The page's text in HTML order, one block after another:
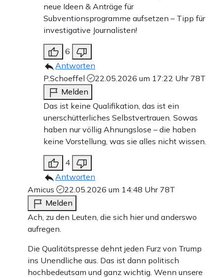
neue Ideen & Anträge für
Subventionsprogramme aufsetzen – Tipp für
investigative Journalisten!
6
Antworten
P.Schoeffel
22.05.2026 um 17:22 Uhr 78T
Melden
Das ist keine Qualifikation, das ist ein
unerschütterliches Selbstvertrauen. Sowas
haben nur völlig Ahnungslose – die haben
keine Vorstellung, was sie alles nicht wissen.
4
Antworten
Amicus
22.05.2026 um 14:48 Uhr 78T
Melden
Ach, zu den Leuten, die sich hier und anderswo
aufregen.
Die Qualitätspresse dehnt jeden Furz von Trump
ins Unendliche aus. Das ist dann politisch
hochbedeutsam und ganz wichtig. Wenn unsere